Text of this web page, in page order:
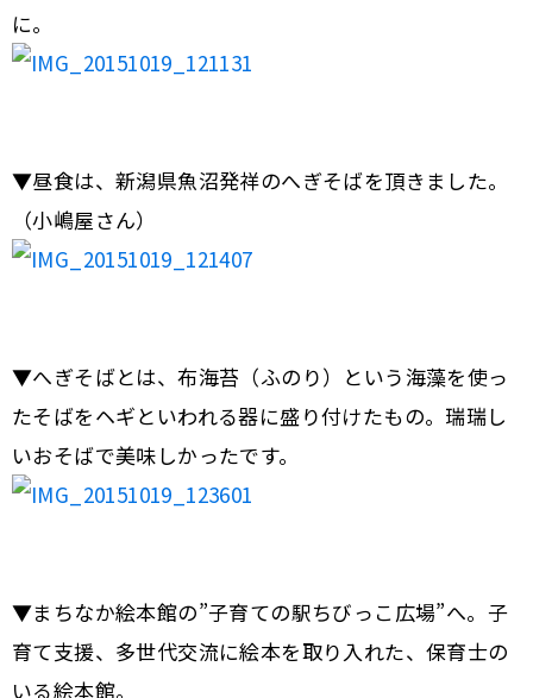
に。
▼昼食は、新潟県魚沼発祥のへぎそばを頂きました。
（小嶋屋さん）
▼へぎそばとは、布海苔（ふのり）という海藻を使っ
たそばをヘギといわれる器に盛り付けたもの。瑞瑞し
いおそばで美味しかったです。
▼まちなか絵本館の”子育ての駅ちびっこ広場”へ。子
育て支援、多世代交流に絵本を取り入れた、保育士の
いる絵本館。